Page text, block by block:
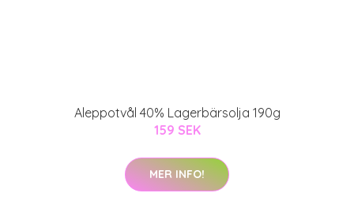
Aleppotvål 40% Lagerbärsolja 190g
159 SEK
MER INFO!